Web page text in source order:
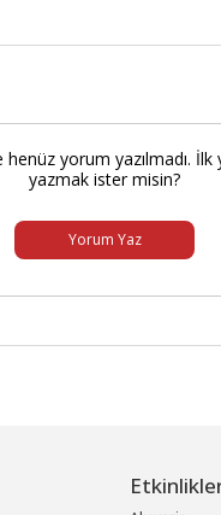
henüz yorum yazılmadı. İlk
yazmak ister misin?
Yorum Yaz